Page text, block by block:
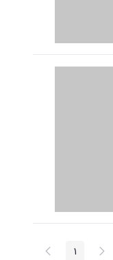
پیغام صفحه1 صفحه